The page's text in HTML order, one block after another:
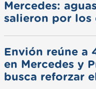
Mercedes:
salieron por los
Envión reúne a
en Mercedes y
busca reforzar